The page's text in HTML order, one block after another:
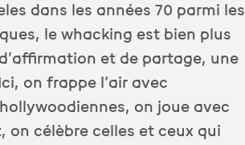
dans les années 70 parmi les
le whacking est bien plus
et de partage, une
on frappe l’air avec
on joue avec
célèbre celles et ceux qui